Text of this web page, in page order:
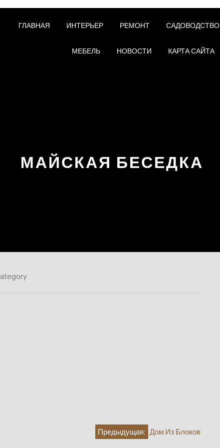
ГЛАВНАЯ ИНТЕРЬЕР РЕМОНТ САДОВОДСТВО
МЕБЕЛЬ НОВОСТИ КАРТА САЙТА
МАЙСКАЯ БЕСЕДКА
Предыдущая: Дом Из Блоков